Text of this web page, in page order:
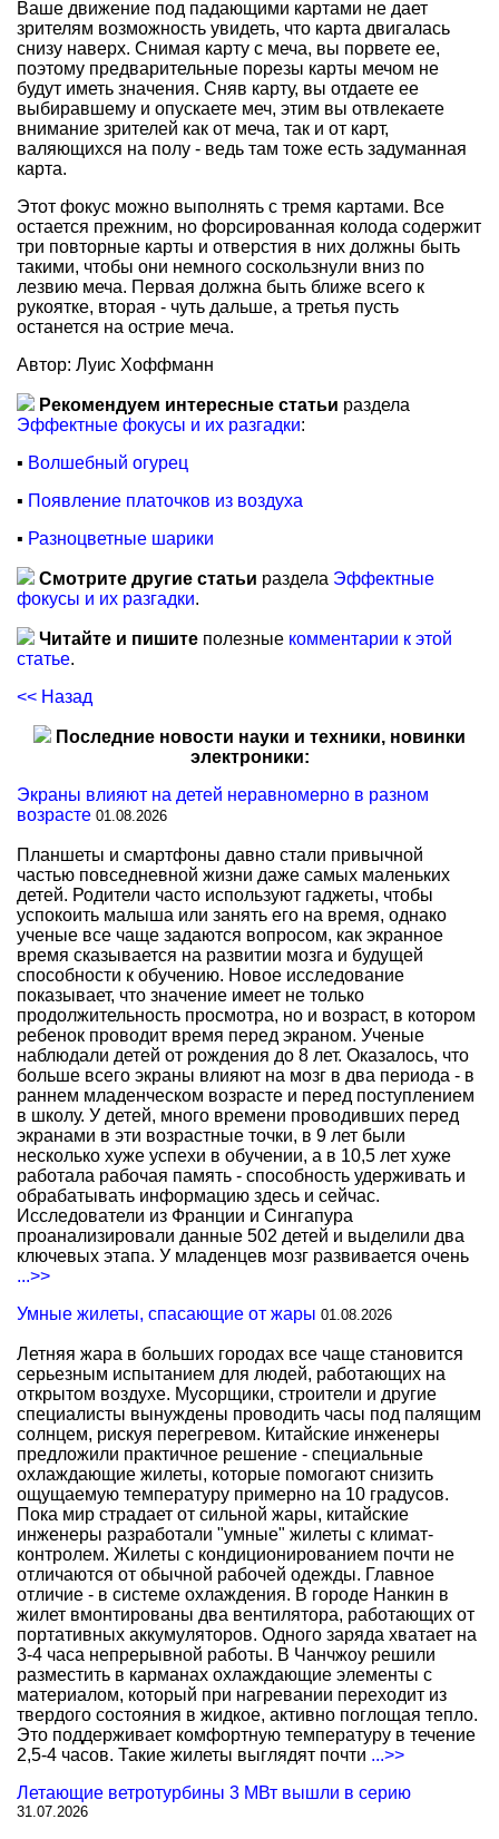
Ваше движение под падающими картами не дает
зрителям возможность увидеть, что карта двигалась
снизу наверх. Снимая карту с меча, вы порвете ее,
поэтому предварительные порезы карты мечом не
будут иметь значения. Сняв карту, вы отдаете ее
выбиравшему и опускаете меч, этим вы отвлекаете
внимание зрителей как от меча, так и от карт,
валяющихся на полу - ведь там тоже есть задуманная
карта.
Этот фокус можно выполнять с тремя картами. Все
остается прежним, но форсированная колода содержит
три повторные карты и отверстия в них должны быть
такими, чтобы они немного соскользнули вниз по
лезвию меча. Первая должна быть ближе всего к
рукоятке, вторая - чуть дальше, а третья пусть
останется на острие меча.
Автор: Луис Хоффманн
Рекомендуем интересные статьи раздела
Эффектные фокусы и их разгадки:
▪ Волшебный огурец
▪ Появление платочков из воздуха
▪ Разноцветные шарики
Смотрите другие статьи раздела Эффектные
фокусы и их разгадки.
Читайте и пишите полезные комментарии к этой
статье.
<< Назад
Последние новости науки и техники, новинки
электроники:
Экраны влияют на детей неравномерно в разном
возрасте 01.08.2026
Планшеты и смартфоны давно стали привычной
частью повседневной жизни даже самых маленьких
детей. Родители часто используют гаджеты, чтобы
успокоить малыша или занять его на время, однако
ученые все чаще задаются вопросом, как экранное
время сказывается на развитии мозга и будущей
способности к обучению. Новое исследование
показывает, что значение имеет не только
продолжительность просмотра, но и возраст, в котором
ребенок проводит время перед экраном. Ученые
наблюдали детей от рождения до 8 лет. Оказалось, что
больше всего экраны влияют на мозг в два периода - в
раннем младенческом возрасте и перед поступлением
в школу. У детей, много времени проводивших перед
экранами в эти возрастные точки, в 9 лет были
несколько хуже успехи в обучении, а в 10,5 лет хуже
работала рабочая память - способность удерживать и
обрабатывать информацию здесь и сейчас.
Исследователи из Франции и Сингапура
проанализировали данные 502 детей и выделили два
ключевых этапа. У младенцев мозг развивается очень
...>>
Умные жилеты, спасающие от жары 01.08.2026
Летняя жара в больших городах все чаще становится
серьезным испытанием для людей, работающих на
открытом воздухе. Мусорщики, строители и другие
специалисты вынуждены проводить часы под палящим
солнцем, рискуя перегревом. Китайские инженеры
предложили практичное решение - специальные
охлаждающие жилеты, которые помогают снизить
ощущаемую температуру примерно на 10 градусов.
Пока мир страдает от сильной жары, китайские
инженеры разработали "умные" жилеты с климат-
контролем. Жилеты с кондиционированием почти не
отличаются от обычной рабочей одежды. Главное
отличие - в системе охлаждения. В городе Нанкин в
жилет вмонтированы два вентилятора, работающих от
портативных аккумуляторов. Одного заряда хватает на
3-4 часа непрерывной работы. В Чанчжоу решили
разместить в карманах охлаждающие элементы с
материалом, который при нагревании переходит из
твердого состояния в жидкое, активно поглощая тепло.
Это поддерживает комфортную температуру в течение
2,5-4 часов. Такие жилеты выглядят почти ...>>
Летающие ветротурбины 3 МВт вышли в серию
31.07.2026